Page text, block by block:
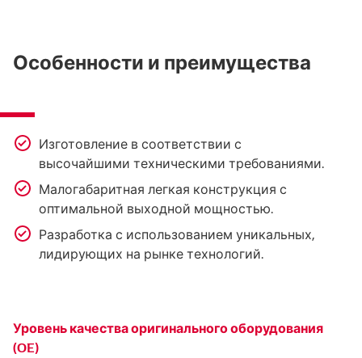
Особенности и преимущества
Изготовление в соответствии с
высочайшими техническими требованиями.
Малогабаритная легкая конструкция с
оптимальной выходной мощностью.
Разработка с использованием уникальных,
лидирующих на рынке технологий.
Уровень качества оригинального оборудования
(OE)